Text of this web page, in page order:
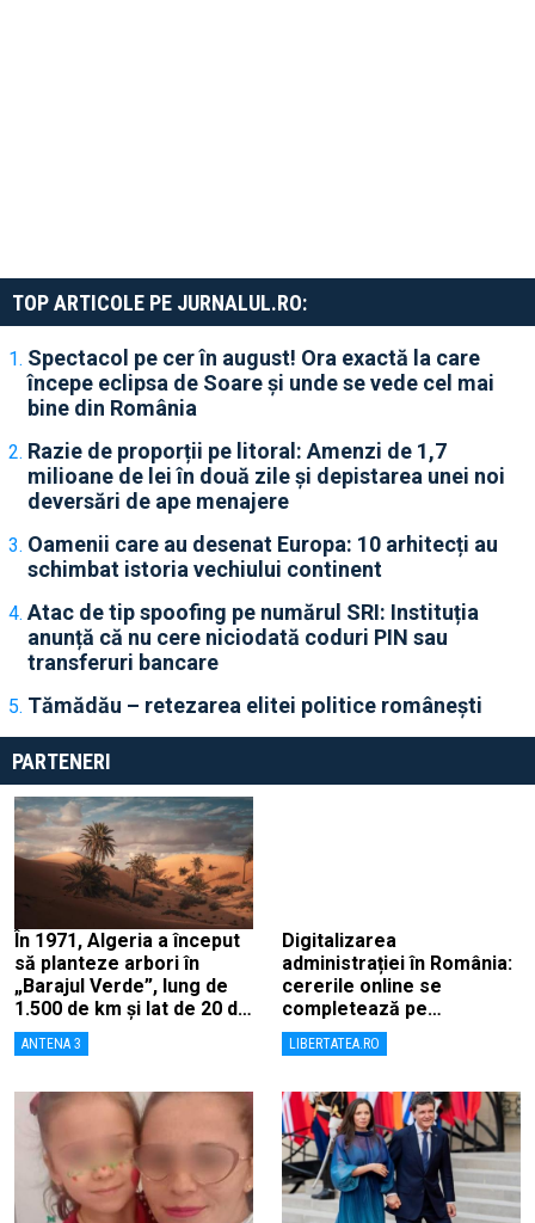
TOP ARTICOLE PE JURNALUL.RO:
Spectacol pe cer în august! Ora exactă la care
începe eclipsa de Soare și unde se vede cel mai
bine din România
Razie de proporții pe litoral: Amenzi de 1,7
milioane de lei în două zile și depistarea unei noi
deversări de ape menajere
Oamenii care au desenat Europa: 10 arhitecți au
schimbat istoria vechiului continent
Atac de tip spoofing pe numărul SRI: Instituția
anunță că nu cere niciodată coduri PIN sau
transferuri bancare
Tămădău – retezarea elitei politice românești
PARTENERI
În 1971, Algeria a început
să planteze arbori în
„Barajul Verde”, lung de
1.500 de km și lat de 20 de
km, ca să combată
deșertificarea
ANTENA 3
Digitalizarea
administrației în România:
cererile online se
completează pe
calculatoarele de la
ghișee
LIBERTATEA.RO